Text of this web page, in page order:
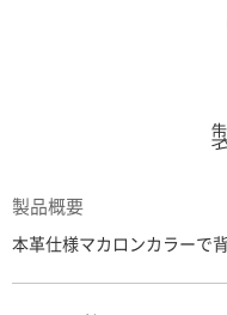
製品概要
本革仕様マカロンカラーで